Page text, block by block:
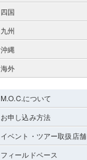
四国
九州
沖縄
海外
M.O.C.について
お申し込み方法
イベント・ツアー取扱店舗
フィールドベース